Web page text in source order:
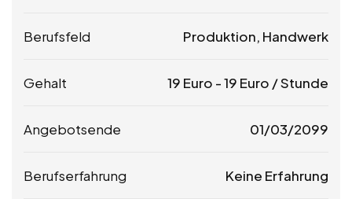
Berufsfeld Produktion, Handwerk
Gehalt 19 Euro -19 Euro / Stunde
Angebotsende 01/03/2099
Berufserfahrung Keine Erfahrung